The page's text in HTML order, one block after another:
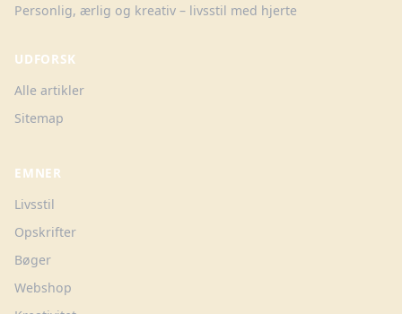
Personlig, ærlig og kreativ – livsstil med hjerte
UDFORSK
Alle artikler
Sitemap
EMNER
Livsstil
Opskrifter
Bøger
Webshop